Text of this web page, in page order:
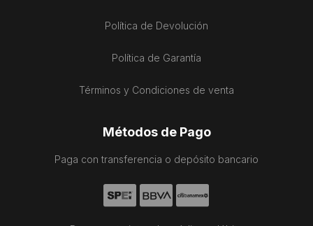
Política de Devolución
Política de Garantía
Términos y Condiciones de venta
Métodos de Pago
Paga con transferencia o depósito bancario